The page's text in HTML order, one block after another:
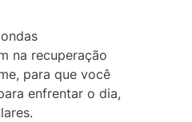
na recuperação
para que você
enfrentar o dia,